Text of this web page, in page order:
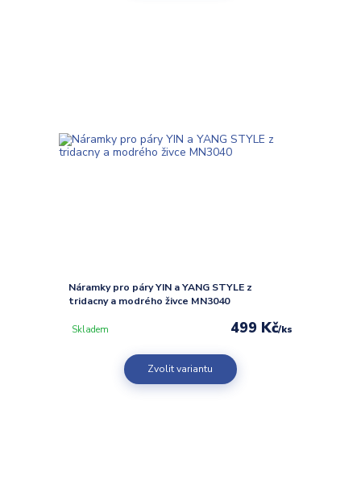
Náramky pro páry YIN a YANG STYLE z
tridacny a modrého živce MN3040
499 Kč/ks
Skladem
Zvolit variantu